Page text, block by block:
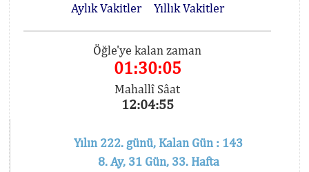
Aylık Vakitler
Yıllık Vakitler
Öğle'ye kalan zaman
01:30:05
Mahallî Sâat
12:04:55
Yılın 222. günü, Kalan Gün : 143
8. Ay, 31 Gün, 33. Hafta